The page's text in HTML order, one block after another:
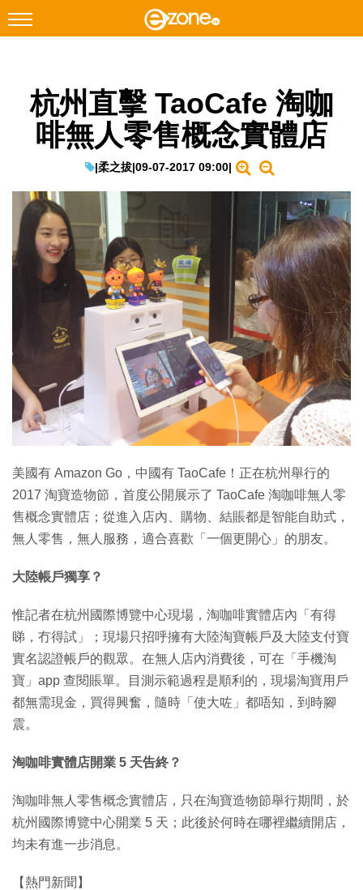
Facebook Instagram
科技焦點
遊戲動漫
教學評測
EduTech
生成式AI與雲端應用
Enterprise Digital Transformation
特集
杭州直擊 TaoCafe 淘咖
啡無人零售概念實體店
|柔之拔|09-07-2017 09:00|
美國有 Amazon Go，中國有 TaoCafe！正在杭州舉行的
2017 淘寶造物節，首度公開展示了 TaoCafe 淘咖啡無人零
售概念實體店；從進入店內、購物、結賬都是智能自助式，
無人零售，無人服務，適合喜歡「一個更開心」的朋友。
大陸帳戶獨享？
惟記者在杭州國際博覽中心現場，淘咖啡實體店內「有得
睇，冇得試」；現場只招呼擁有大陸淘寶帳戶及大陸支付寶
實名認證帳戶的觀眾。在無人店內消費後，可在「手機淘
寶」app 查閱賬單。目測示範過程是順利的，現場淘寶用戶
都無需現金，買得興奮，隨時「使大咗」都唔知，到時腳
震。
淘咖啡實體店開業 5 天告終？
淘咖啡無人零售概念實體店，只在淘寶造物節舉行期間，於
杭州國際博覽中心開業 5 天；此後於何時在哪裡繼續開店，
均未有進一步消息。
【熱門新聞】